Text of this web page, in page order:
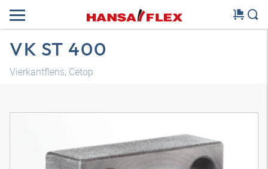
VK ST 400
Vierkantflens, Cetop